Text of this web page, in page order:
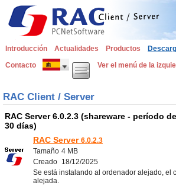
Introducción Actualidades Productos
Contacto
Ver el menú de la
RAC Client / Server
RAC Server 6.0.2.3 (shareware - período
30 días)
RAC Server 6.0.2.3
Tamaño 4 MB
Creado 18/12/2025
Se está instalando al ordenador alejado, el
alejada.